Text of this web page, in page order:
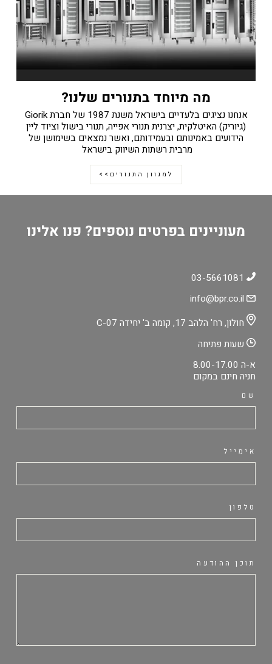
מה מיוחד בתנורים שלנו?
אנחנו נציגים בלעדיים בישראל משנת 1987 של חברת Giorik
(גיוריק) האיטלקית, יצרנית תנורי אפייה, תנורי בישול וציוד ליין
הידועים באמינותם ובעמידותם, ואשר נמצאים בשימושן של
מרבית רשתות השיווק בישראל
למגוון התנורים>>
מעוניינים בפרטים נוספים? פנו אלינו
חולון, רח' הלהב 17, קומה ב' יחידה C-07
שעות פתיחה
א-ה 8.00-17.00
חניה חינם במקום
שם
אימייל
טלפון
תוכן ההודעה